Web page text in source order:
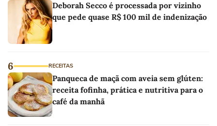
Deborah Secco é processada por vizinho
que pede quase R$ 100 mil de indenização
6 RECEITAS
Panqueca de maçã com aveia sem glúten:
receita fofinha, prática e nutritiva para o
café da manhã